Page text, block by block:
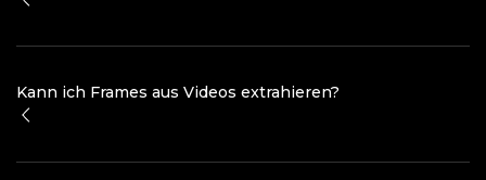
Kann ich Frames aus Videos extrahieren?